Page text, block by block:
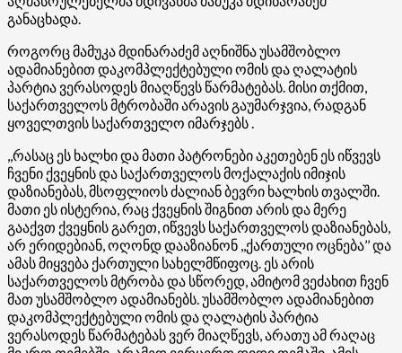
განაცხადა.
როგორც მამუკა მდინარაძემ აღნიშნა უსამშობლო
ადამიანებით დაკომპლექტებული ომის და ღალატის
პარტია ვერასოდეს მიაღწევს წარმატებას. მისი თქმით,
საქართველოს მტრობაში არავის გაუმარჯვია, რადგან
ყოველთვის საქართველო იმარჯებს .
,,რასაც ეს ხალხი და მათი პატრონები აკეთებენ ეს იწვევს
ჩვენი ქვეყნის და საქართველოს მოქალაქის იმიჯის
დაზიანებას, მსოფლიოს ძალიან ბევრი ხალხის თვალში.
მათი ეს ისტერია, რაც ქვეყნის შიგნით არის და მერე
გააქვთ ქვეყნის გარეთ, იწვევს საქართველოს დაზიანებას,
არ ერიდებიან, ოღონდ დააზიანონ ,,ქართული ოცნება’’ და
ამას მიყვება ქართული სახელმწიფოც. ეს არის
საქართველოს მტრობა და სწორედ, ამიტომ ვეძახით ჩვენ
მათ უსამშობლო ადამიანებს. უსამშობლო ადამიანებით
დაკომპლექტებული ომის და ღალატის პარტია
ვერასოდეს წარმატებას ვერ მიაღწევს, არათუ ამ რაღაც